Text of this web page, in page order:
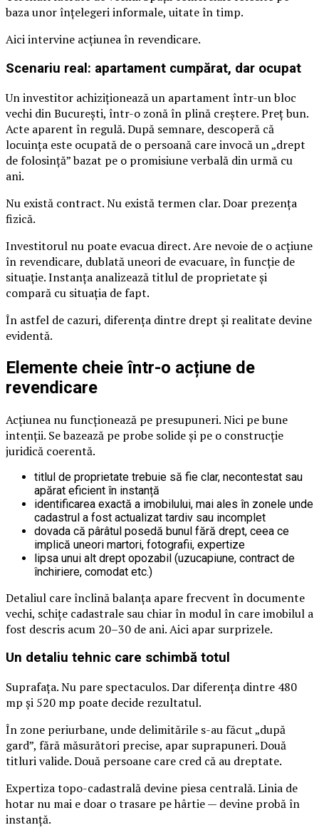
baza unor înțelegeri informale, uitate în timp.
Aici intervine acțiunea în revendicare.
Scenariu real: apartament cumpărat, dar ocupat
Un investitor achiziționează un apartament într-un bloc
vechi din București, într-o zonă în plină creștere. Preț bun.
Acte aparent în regulă. După semnare, descoperă că
locuința este ocupată de o persoană care invocă un „drept
de folosință” bazat pe o promisiune verbală din urmă cu
ani.
Nu există contract. Nu există termen clar. Doar prezența
fizică.
Investitorul nu poate evacua direct. Are nevoie de o acțiune
în revendicare, dublată uneori de evacuare, în funcție de
situație. Instanța analizează titlul de proprietate și
compară cu situația de fapt.
În astfel de cazuri, diferența dintre drept și realitate devine
evidentă.
Elemente cheie într-o acțiune de
revendicare
Acțiunea nu funcționează pe presupuneri. Nici pe bune
intenții. Se bazează pe probe solide și pe o construcție
juridică coerentă.
titlul de proprietate trebuie să fie clar, necontestat sau
apărat eficient în instanță
identificarea exactă a imobilului, mai ales în zonele unde
cadastrul a fost actualizat tardiv sau incomplet
dovada că pârâtul posedă bunul fără drept, ceea ce
implică uneori martori, fotografii, expertize
lipsa unui alt drept opozabil (uzucapiune, contract de
închiriere, comodat etc.)
Detaliul care înclină balanța apare frecvent în documente
vechi, schițe cadastrale sau chiar în modul în care imobilul a
fost descris acum 20–30 de ani. Aici apar surprizele.
Un detaliu tehnic care schimbă totul
Suprafața. Nu pare spectaculos. Dar diferența dintre 480
mp și 520 mp poate decide rezultatul.
În zone periurbane, unde delimitările s-au făcut „după
gard”, fără măsurători precise, apar suprapuneri. Două
titluri valide. Două persoane care cred că au dreptate.
Expertiza topo-cadastrală devine piesa centrală. Linia de
hotar nu mai e doar o trasare pe hârtie — devine probă în
instanță.